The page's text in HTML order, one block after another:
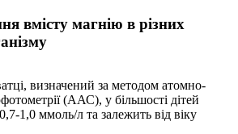
вмісту магнію в різних
визначений за методом атомно-
(ААС), у більшості дітей
1,0 ммоль/л та залежить від віку